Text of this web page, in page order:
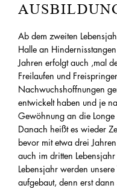
Ab dem zweiten
Halle an
Jahren erfolgt auch ‚mal
Freilaufen und
Nachwuchshoffnungen
entwickelt haben und je
Gewöhnung an die
Danach heißt es wieder
bevor mit etwa drei
auch im dritten
Lebensjahr werden
aufgebaut, denn erst